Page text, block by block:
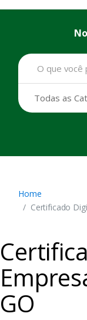
B
u
a
r
:
Home
Certificado
GO